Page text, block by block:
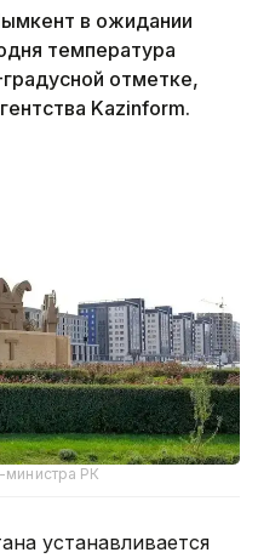
в ожидании
температура
отметке,
Kazinform.
РК
устанавливается